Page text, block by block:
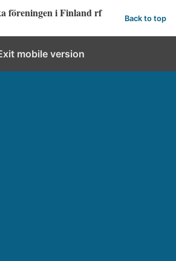
föreningen i Finland rf Back to top
mobile version